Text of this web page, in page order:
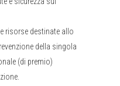
risorse destinate allo
della singola
(di premio)